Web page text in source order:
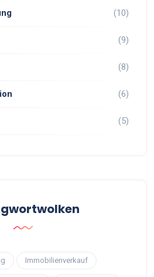
(10)
(9)
(8)
(6)
(5)
Immobilienverkauf